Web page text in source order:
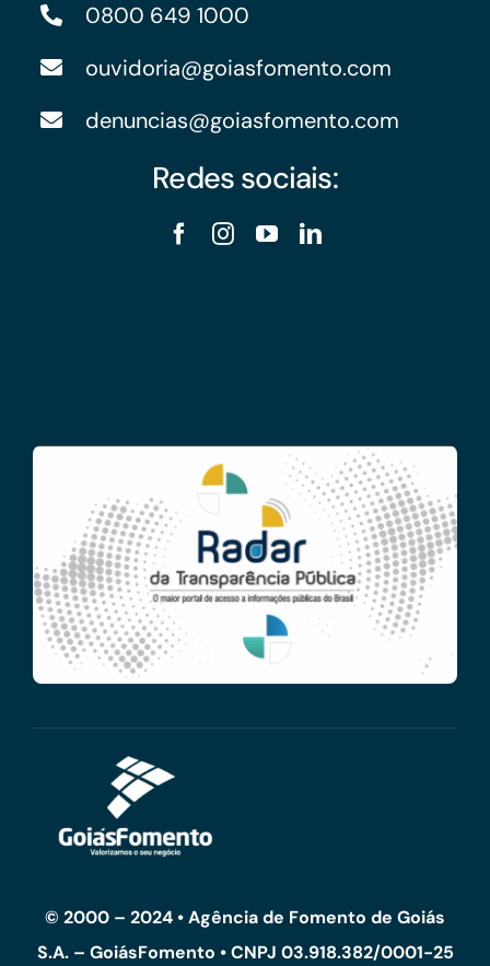
0800 649 1000
ouvidoria@goiasfomento.com
denuncias@goiasfomento.com
Redes sociais:
© 2000 – 2024 • Agência de Fomento de Goiás
S.A. – GoiásFomento • CNPJ 03.918.382/0001-25